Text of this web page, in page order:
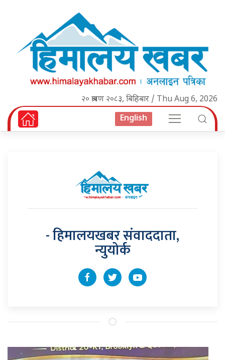
२० श्रावण २०८३, बिहिबार / Thu Aug 6, 2026
English
- हिमालयखबर संवाददाता,
न्युयोर्क